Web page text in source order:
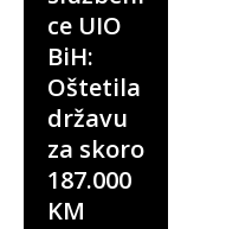
ce UIO
BiH:
Oštetila
državu
za skoro
187.000
KM